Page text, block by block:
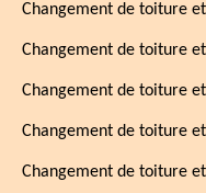
Changement de toiture
Changement de toiture
Changement de toiture
Changement de toiture
Changement de toiture